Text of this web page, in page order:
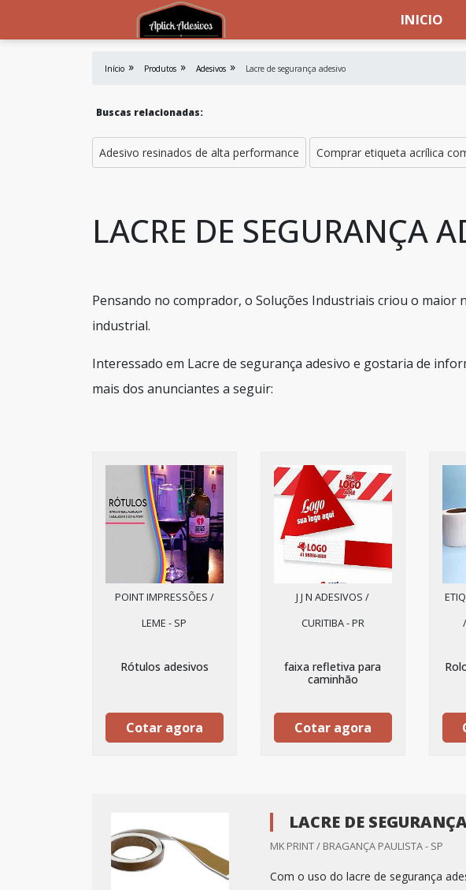
INICIO
Início Produtos Adesivos Lacre de segurança adesivo
Buscas relacionadas:
Adesivo resinados de alta performance Comprar etiqueta acrílica
LACRE DE SEGURANÇA
Pensando no comprador, o Soluções Industriais criou o
industrial.
Interessado em Lacre de segurança adesivo e gostaria de
mais dos anunciantes a seguir:
POINT IMPRESSÕES /
LEME - SP
Rótulos adesivos
Cotar agora
J J N ADESIVOS /
CURITIBA - PR
faixa refletiva para
caminhão
Cotar agora
LACRE DE
MK PRINT / BRAGANÇA PAULISTA - SP
Com o uso do lacre de segurança